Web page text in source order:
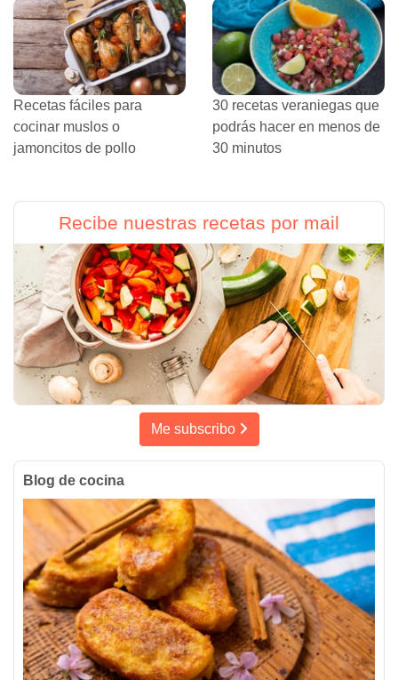
Recetas fáciles para
cocinar muslos o
jamoncitos de pollo
30 recetas veraniegas que
podrás hacer en menos de
30 minutos
Recibe nuestras recetas por mail
Me subscribo
Blog de cocina